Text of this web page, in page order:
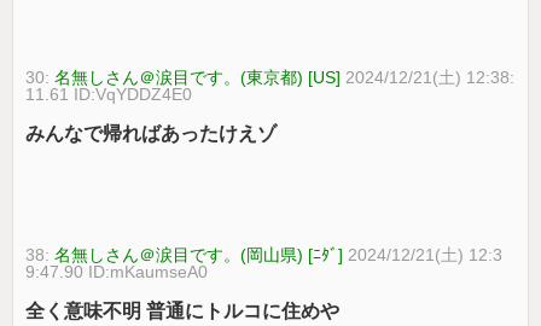
30:名無しさん＠涙目です。(東京都) [US] 2024/12/21(土) 12:38:
11.61 ID:VqYDDZ4E0
みんなで帰ればあったけえゾ
38:名無しさん＠涙目です。(岡山県) [ﾆﾀﾞ] 2024/12/21(土) 12:3
9:47.90 ID:mKaumseA0
全く意味不明 普通にトルコに住めや